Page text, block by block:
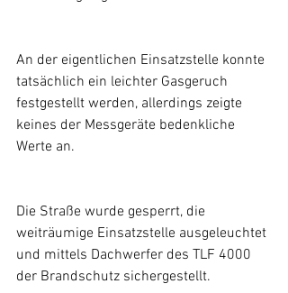
An der eigentlichen Einsatzstelle konnte
tatsächlich ein leichter Gasgeruch
festgestellt werden, allerdings zeigte
keines der Messgeräte bedenkliche
Werte an.
Die Straße wurde gesperrt, die
weiträumige Einsatzstelle ausgeleuchtet
und mittels Dachwerfer des TLF 4000
der Brandschutz sichergestellt.